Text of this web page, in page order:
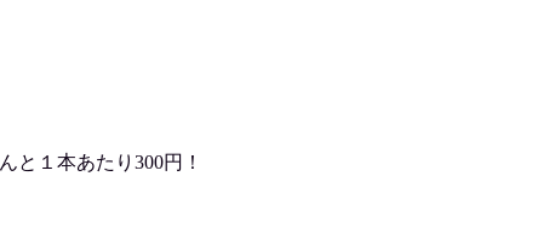
と１本あたり300円！